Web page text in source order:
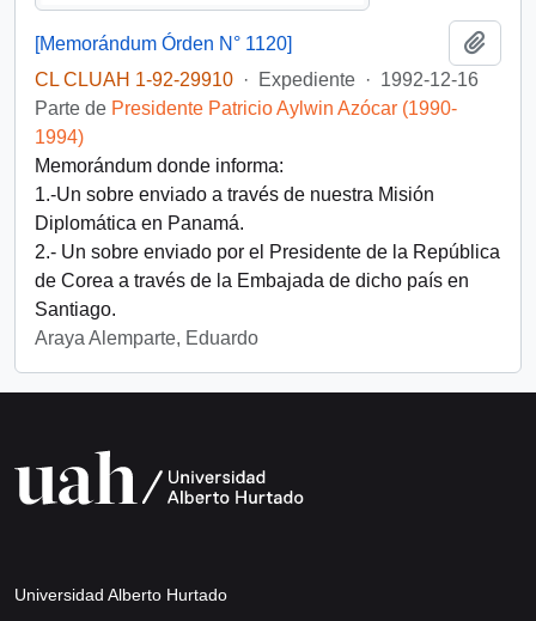
[Memorándum Órden N° 1120]
CL CLUAH 1-92-29910 · Expediente · 1992-12-16
Parte de Presidente Patricio Aylwin Azócar (1990-
1994)
Memorándum donde informa:
1.-Un sobre enviado a través de nuestra Misión
Diplomática en Panamá.
2.- Un sobre enviado por el Presidente de la República
de Corea a través de la Embajada de dicho país en
Santiago.
Araya Alemparte, Eduardo
Universidad Alberto Hurtado